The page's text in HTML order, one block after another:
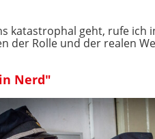
katastrophal geht, rufe ich
der Rolle und der realen
Nerd"